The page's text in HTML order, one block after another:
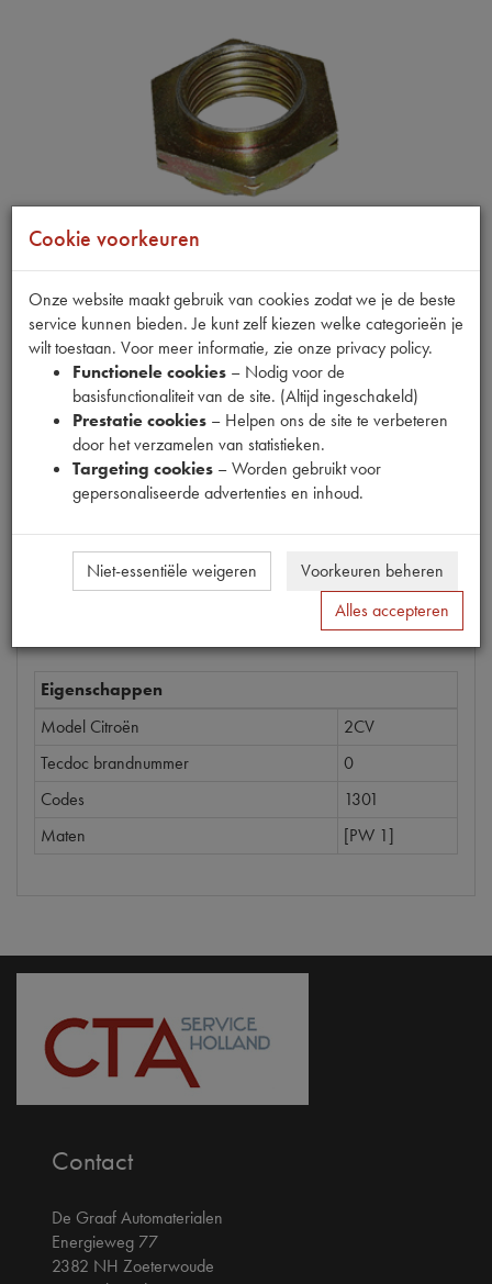
Productnummer
1150002
Prijs
64 (€ 4,66excl. btw)
Bestel
Eigenschappen
Model Citroën
2CV
Tecdoc brandnummer
0
Codes
1301
Maten
[PW 1]
Contact
De Graaf Automaterialen
Energieweg 77
2382 NH Zoeterwoude
Cookie voorkeuren
Onze website maakt gebruik van cookies zodat we je de beste
service kunnen bieden. Je kunt zelf kiezen welke categorieën je
wilt toestaan. Voor meer informatie, zie onze privacy policy.
Functionele cookies – Nodig voor de
basisfunctionaliteit van de site. (Altijd ingeschakeld)
Prestatie cookies – Helpen ons de site te verbeteren
door het verzamelen van statistieken.
Targeting cookies – Worden gebruikt voor
gepersonaliseerde advertenties en inhoud.
Niet-essentiële weigeren
Voorkeuren beheren
Alles accepteren